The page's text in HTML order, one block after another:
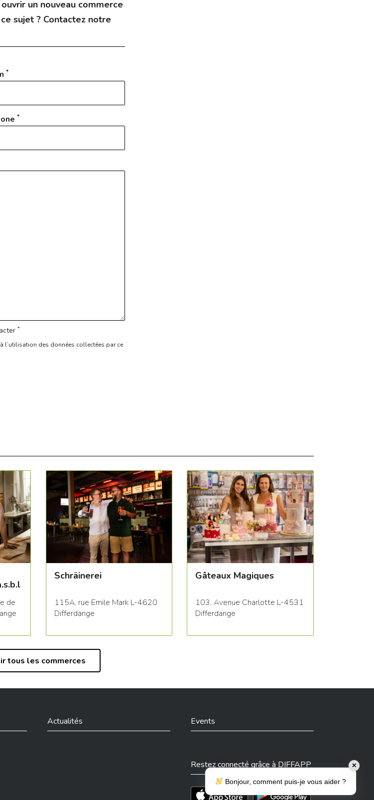
un nouveau commerce
sujet ? Contactez notre
*
*
*
l’utilisation des données collectées par ce
de
Schräinerei
115A, rue Emile Mark L-4620
Differdange
Gâteaux Magiques
103, Avenue Charlotte L-4531
Differdange
tous les commerces
Actualités Events
Restez connecté grâce à DIFFAPP
Téléchargez l'app sur l'App StoreTéléchargez l'app sur Play Store
✕
Bonjour, comment puis-je vous aider ?